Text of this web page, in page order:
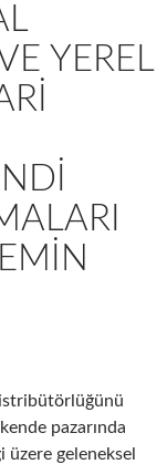
YEREL
pazarında
geleneksel